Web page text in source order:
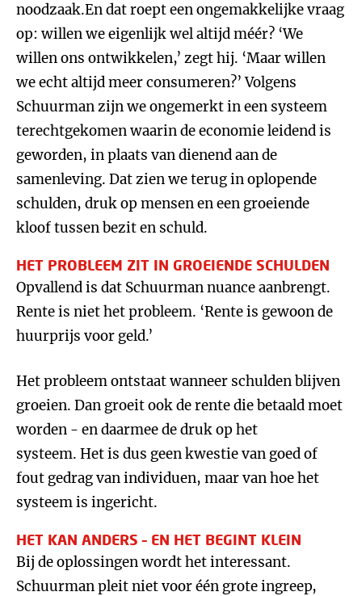
noodzaak.En dat roept een ongemakkelijke vraag
op: willen we eigenlijk wel altijd méér? ‘We
willen ons ontwikkelen,’ zegt hij. ‘Maar willen
we echt altijd meer consumeren?’ Volgens
Schuurman zijn we ongemerkt in een systeem
terechtgekomen waarin de economie leidend is
geworden, in plaats van dienend aan de
samenleving. Dat zien we terug in oplopende
schulden, druk op mensen en een groeiende
kloof tussen bezit en schuld.
HET PROBLEEM ZIT IN GROEIENDE SCHULDEN
Opvallend is dat Schuurman nuance aanbrengt.
Rente is niet het probleem. ‘Rente is gewoon de
huurprijs voor geld.’
Het probleem ontstaat wanneer schulden blijven
groeien. Dan groeit ook de rente die betaald moet
worden - en daarmee de druk op het
systeem. Het is dus geen kwestie van goed of
fout gedrag van individuen, maar van hoe het
systeem is ingericht.
HET KAN ANDERS – EN HET BEGINT KLEIN
Bij de oplossingen wordt het interessant.
Schuurman pleit niet voor één grote ingreep,